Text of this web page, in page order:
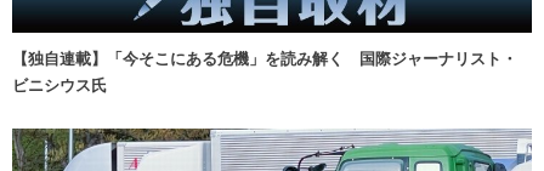
【独自連載】「今そこにある危機」を読み解く 国際ジャーナリスト・
ビニシウス氏